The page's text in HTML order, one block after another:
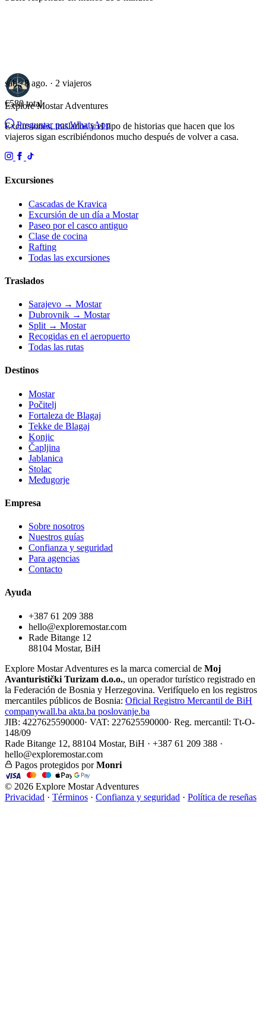
sáb., 8 ago. · 2 viajeros
€580 total
Preguntar por WhatsApp
Explore MostarAdventures
Excursiones, traslados y el tipo de historias que hacen que los
viajeros sigan escribiéndonos mucho después de volver a casa.
Excursiones
Cascadas de Kravica
Excursión de un día a Mostar
Paseo por el casco antiguo
Clase de cocina
Rafting
Todas las excursiones
Traslados
Sarajevo → Mostar
Dubrovnik → Mostar
Split → Mostar
Recogidas en el aeropuerto
Todas las rutas
Destinos
Mostar
Počitelj
Fortaleza de Blagaj
Tekke de Blagaj
Konjic
Čapljina
Jablanica
Stolac
Međugorje
Empresa
Sobre nosotros
Nuestros guías
Confianza y seguridad
Para agencias
Contacto
Ayuda
+387 61 209 388
hello@exploremostar.com
Rade Bitange 12
88104 Mostar, BiH
Explore Mostar Adventures es la marca comercial de Moj
Avanturistički Turizam d.o.o., un operador turístico registrado en
la Federación de Bosnia y Herzegovina. Verifíquelo en los registros
mercantiles públicos de Bosnia: Oficial Registro Mercantil de BiH
companywall.ba akta.ba poslovanje.ba
JIB: 4227625590000· VAT: 227625590000· Reg. mercantil: Tt-O-
148/09
Rade Bitange 12, 88104 Mostar, BiH · +387 61 209 388 ·
hello@exploremostar.com
Pagos protegidos porMonri
© 2026 Explore Mostar Adventures
Privacidad · Términos · Confianza y seguridad · Política de reseñas